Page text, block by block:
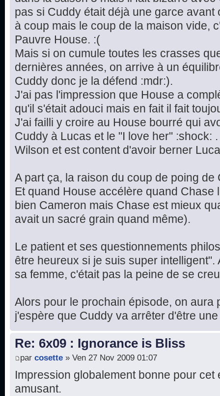
pas si Cuddy était déjà une garce avant
à coup mais le coup de la maison vide,
Pauvre House. :(
Mais si on cumule toutes les crasses
dernières années, on arrive à un
Cuddy donc je la défend :mdr:).
J'ai pas l'impression que House a
qu'il s'était adouci mais en fait il fait
J'ai failli y croire au House bourré qui
Cuddy à Lucas et le "I love her" :shock:
Wilson et est content d'avoir berner
A part ça, la raison du coup de poing de
Et quand House accélère quand Chase
bien Cameron mais Chase est mieux
avait un sacré grain quand même).
Le patient et ses questionnements
être heureux si je suis super intelligent".
sa femme, c'était pas la peine de se
Alors pour le prochain épisode, on aura
j'espère que Cuddy va arrêter d'être
Re: 6x09 : Ignorance is Bliss
par cosette » Ven 27 Nov 2009 01:07
Impression globalement bonne pour
amusant.